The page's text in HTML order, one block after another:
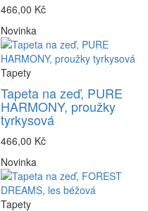
466,00 Kč
Novinka
Tapety
Tapeta na zeď, PURE
HARMONY, proužky
tyrkysová
466,00 Kč
Novinka
Tapety